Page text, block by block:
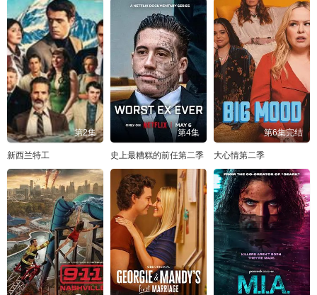
第2集
新西兰特工
第4集
史上最糟糕的前任第二季
第6集完结
大心情第二季